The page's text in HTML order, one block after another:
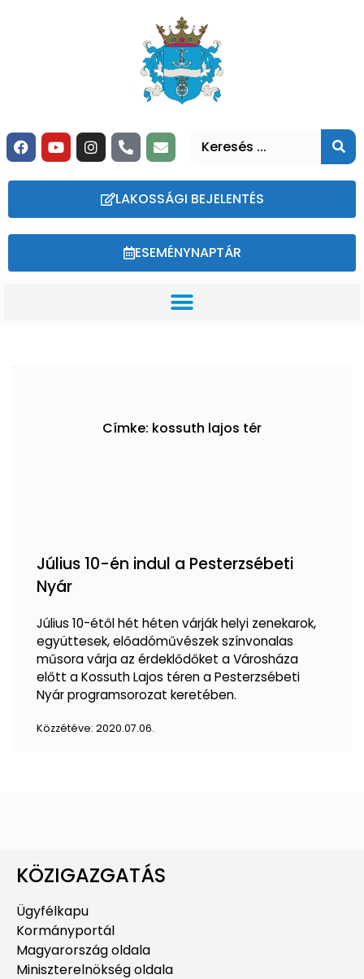
LAKOSSÁGI BEJELENTÉS
ESEMÉNYNAPTÁR
Címke: kossuth lajos tér
Július 10-én indul a Pesterzsébeti
Nyár
Július 10-étől hét héten várják helyi zenekarok,
együttesek, előadóművészek színvonalas
műsora várja az érdeklődőket a Városháza
előtt a Kossuth Lajos téren a Pesterzsébeti
Nyár programsorozat keretében.
Közzétéve: 2020.07.06.
KÖZIGAZGATÁS
Ügyfélkapu
Kormányportál
Magyarország oldala
Miniszterelnökség oldala